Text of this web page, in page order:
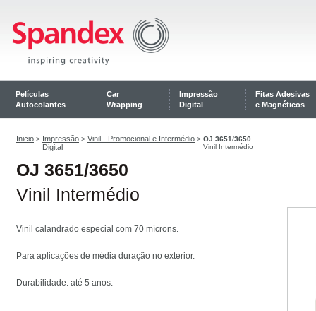
Películas
Autocolantes
Car
Wrapping
Impressão
Digital
Fitas Adesivas
e Magnéticos
Inicio > Impressão
Digital
> Vinil - Promocional e Intermédio > OJ 3651/3650
Vinil Intermédio
OJ 3651/3650
Vinil Intermédio
Vinil calandrado especial com 70 mícrons.
Para aplicações de média duração no exterior.
Durabilidade: até 5 anos.